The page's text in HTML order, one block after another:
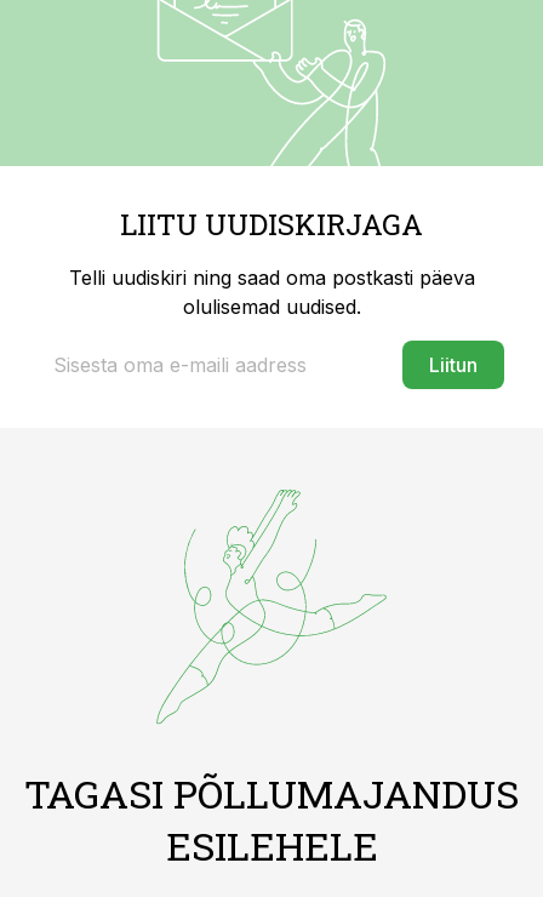
LIITU UUDISKIRJAGA
Telli uudiskiri ning saad oma postkasti päeva
olulisemad uudised.
Liitun
TAGASI PÕLLUMAJANDUS
ESILEHELE